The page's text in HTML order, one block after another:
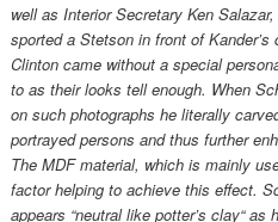
well as Interior Secretary Ken
sported a Stetson in front of
Clinton came without a special
to as their looks tell enough. When
on such photographs he literally
portrayed persons and thus further
The MDF material, which is mainly
factor helping to achieve this effect.
appears “neutral like potter’s clay“